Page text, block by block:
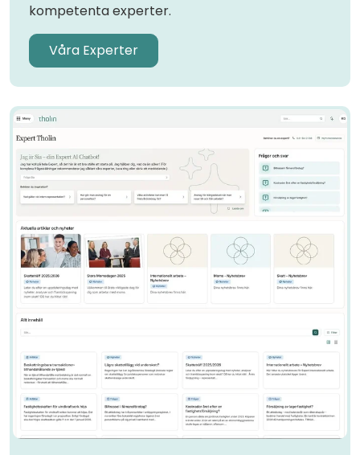
kompetenta experter.
Våra Experter
Kunskap är bara ett klick bort
enkelt söka fram den information du behöver
och får samtidigt en direktlina till vår team av
skatte- och momsexperter, via både via email
och telefon.